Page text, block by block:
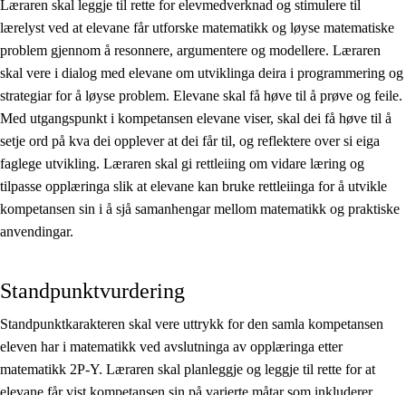
Læraren skal leggje til rette for elevmedverknad og stimulere til
lærelyst ved at elevane får utforske matematikk og løyse matematiske
problem gjennom å resonnere, argumentere og modellere. Læraren
skal vere i dialog med elevane om utviklinga deira i programmering og
strategiar for å løyse problem. Elevane skal få høve til å prøve og feile.
Med utgangspunkt i kompetansen elevane viser, skal dei få høve til å
setje ord på kva dei opplever at dei får til, og reflektere over si eiga
faglege utvikling. Læraren skal gi rettleiing om vidare læring og
tilpasse opplæringa slik at elevane kan bruke rettleiinga for å utvikle
kompetansen sin i å sjå samanhengar mellom matematikk og praktiske
anvendingar.
Standpunktvurdering
Standpunktkarakteren skal vere uttrykk for den samla kompetansen
eleven har i matematikk ved avslutninga av opplæringa etter
matematikk 2P-Y. Læraren skal planleggje og leggje til rette for at